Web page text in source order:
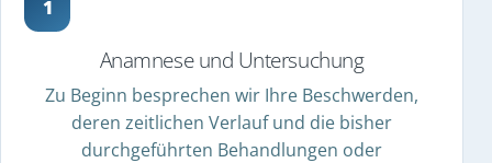
Anamnese und Untersuchung
Zu Beginn besprechen wir Ihre Beschwerden,
deren zeitlichen Verlauf und die bisher
durchgeführten Behandlungen oder